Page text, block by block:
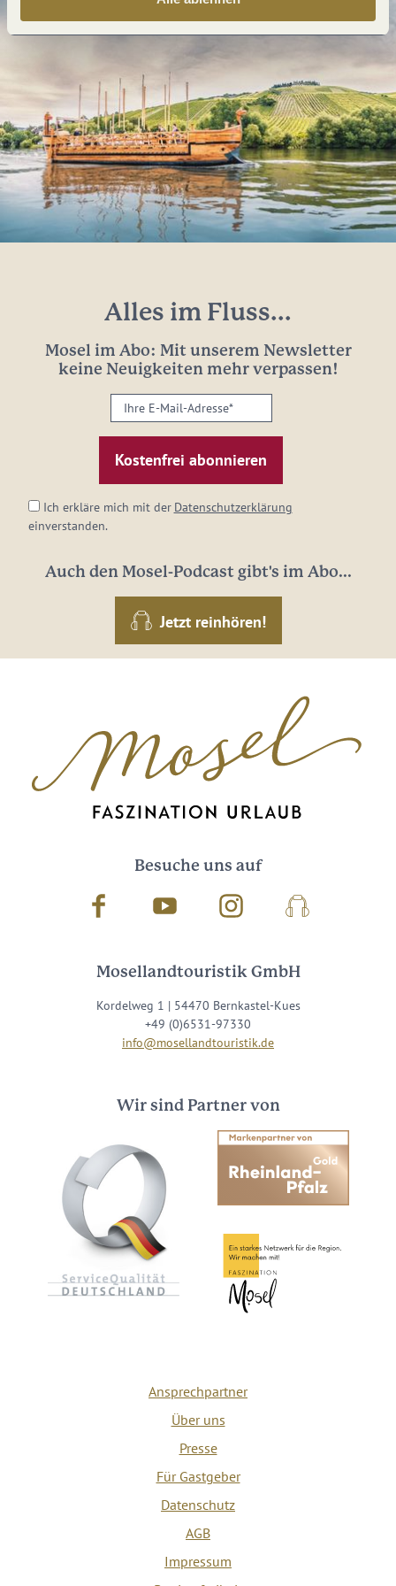
Alles im Fluss...
Mosel im Abo: Mit unserem Newsletter
keine Neuigkeiten mehr verpassen!
Ihre
E-
Mail-
Adresse:
Ich erkläre mich mit der Datenschutzerklärung
einverstanden.
Auch den Mosel-Podcast gibt's im Abo...
Jetzt reinhören!
Besuche uns auf
Facebook Youtube InstagramPodcast
Mosellandtouristik GmbH
Kordelweg 1 | 54470 Bernkastel-Kues
+49 (0)6531-97330
info@mosellandtouristik.de
Wir sind Partner von
Ansprechpartner
Über uns
Presse
Für Gastgeber
Datenschutz
AGB
Impressum